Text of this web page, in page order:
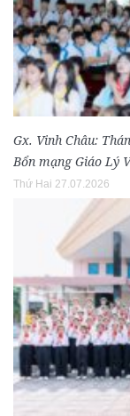
Gx. Vinh Châu:
Bổn mạng Giáo Lý
Thứ Hai 27.07.2026